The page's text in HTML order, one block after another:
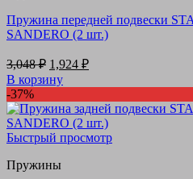
Пружина передней подвески
SANDERO (2 шт.)
3,048₽ Первоначальная
цена
составляла
3,048 ₽.
1,924 ₽Текущая
В корзину
-37%
Быстрый просмотр
Пружины